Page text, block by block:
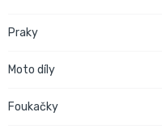
Praky
Moto díly
Foukačky